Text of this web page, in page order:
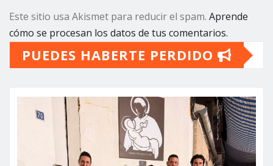
Este sitio usa Akismet para reducir el spam. Aprende
cómo se procesan los datos de tus comentarios.
PUEDES HABERTE PERDIDO